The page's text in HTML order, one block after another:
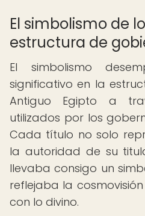
El simbolismo de
estructura de
El simbolismo
significativo en la
Antiguo Egipto a
utilizados por los
Cada título no solo
la autoridad de su
llevaba consigo un
reflejaba la
con lo divino.